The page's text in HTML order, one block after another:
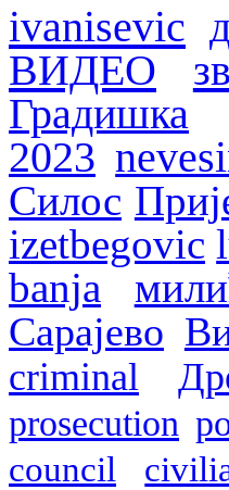
ivanisevic
ВИДЕО
Градишка
2023
Силос
izetbegovic
banja
Сарајево
criminal
prosecution
council